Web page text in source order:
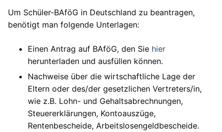
Um Schüler-BAföG in Deutschland zu beantragen,
benötigt man folgende Unterlagen:
Einen Antrag auf BAföG, den Sie hier
herunterladen und ausfüllen können.
Nachweise über die wirtschaftliche Lage der
Eltern oder des/der gesetzlichen Vertreters/in,
wie z.B. Lohn- und Gehaltsabrechnungen,
Steuererklärungen, Kontoauszüge,
Rentenbescheide, Arbeitslosengeldbescheide.